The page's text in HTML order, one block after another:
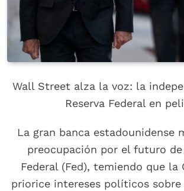
Wall Street alza la voz: la
Reserva Federal en
La gran banca estadounidense
preocupación por el futuro de
Federal (Fed), temiendo que la
priorice intereses políticos